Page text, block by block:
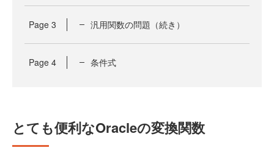
Page 3 汎用関数の問題（続き）
Page 4 条件式
とても便利なOracleの変換関数